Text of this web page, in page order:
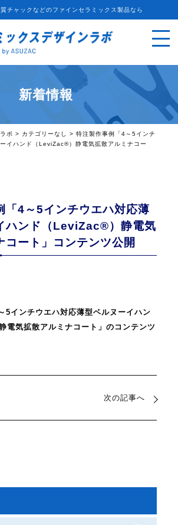
チャックなどのファインセラミックス製品なら
新着情報
ボ > カテゴリーなし > 特注製作事例「4～5インチ
イハンド（LeviZac®）静電気拡散アルミナコー
「4～5インチウエハ対応薄
ハンド（LeviZac®）静電気
コート」コンテンツ公開
5インチウエハ対応薄型ベルヌーイハン
電気拡散アルミナコート」のコンテンツ
次の記事へ